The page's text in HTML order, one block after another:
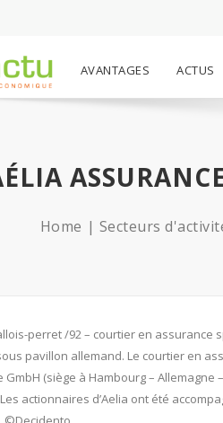
AVANTAGES ACTUS
Home Secteurs
perret /92 – courtier en
pavillon allemand. Le courtier en
(siège à Hambourg –
actionnaires d’Aelia ont été